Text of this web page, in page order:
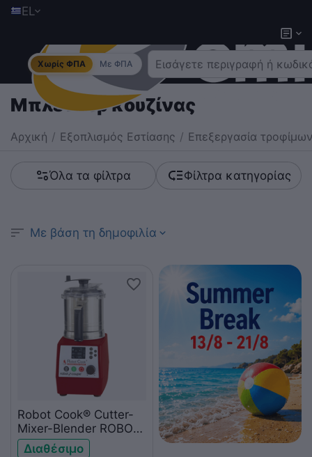
EL
Χωρίς ΦΠΑ Με ΦΠΑ
Μπλέντερ κουζίνας
Αρχική / Εξοπλισμός Εστίασης / Επεξεργασία τροφίμων
Όλα τα φίλτρα Φίλτρα κατηγορίας
Με βάση τη δημοφιλία
Robot Cook® Cutter-
Mixer-Blender ROBOT
COUPE 43000R
Διαθέσιμο